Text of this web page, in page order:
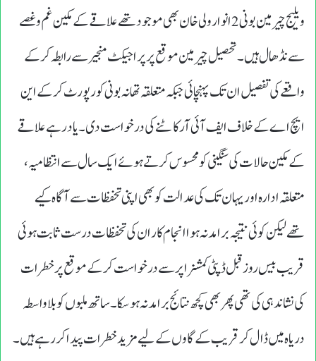
ویلیج چیرمین بونی 2 انوار ولی خان بھی موجود تھے علاقے کے مکین غم و غصے
سے نڈھال ہیں۔ تحصیل چیرمین موقع پر پراجیکٹ منجیر سے رابطہ کرکے
واقعے کی تفصیل ان تک پہنچائی جبکہ متعلقہ تھانہ بونی کو رپورٹ کرکے این
ایچ اے کے خلاف ایف آئی آر کاٹنے کی درخواست دی۔یاد رہے علاقے
کے مکین حالات کی سنگینی کو محسوس کرتے ہوئے ایک سال سے انتظامیہ،
متعلقہ ادارہ اور یہان تک کی عدالت کو بھی اپنی تحفظات سے آگاہ کیے
تھےلیکن کوئی نتیجہ برامد نہ ہوا انجام کار ان کی تحفظات درست ثابت ہوئی
قریب بیس روز قبل ڈپٹی کمشنر اپر سے درخواست کرکے موقع پر خطرات
کی نشاندہی کی تھی پھر بھی کچھ نتائج برامد نہ ہو سکا ۔ساتھ ملبوں کوبلاواسطہ
دریاہ میں ڈال کر قریب کے گاوں کے لیے مزید خطرات پیدا کررہے ہیں۔